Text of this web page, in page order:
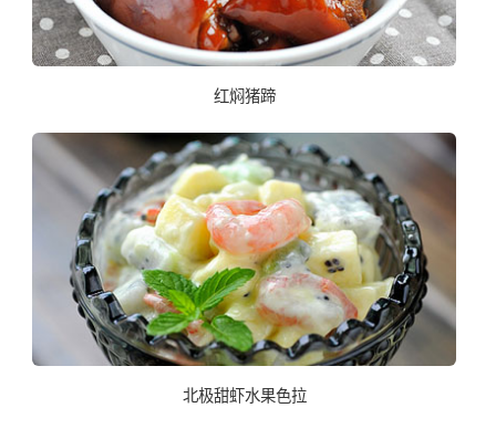
红焖猪蹄
北极甜虾水果色拉